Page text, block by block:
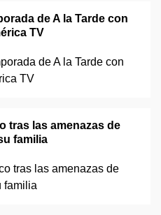
de A la Tarde con
TV
tras las amenazas de
familia